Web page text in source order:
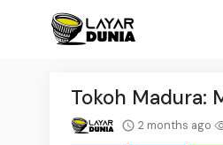
Tokoh Madura:
2 months ago